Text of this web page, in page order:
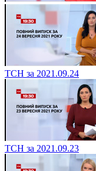
ТСН за 2021.09.24
ТСН за 2021.09.23